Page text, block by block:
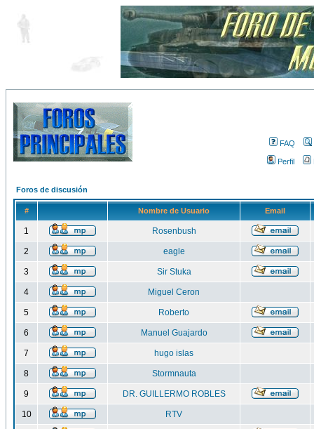
FAQ
Perfil
Foros de discusión
# Nombre de Usuario Email
1 Rosenbush
2 eagle
3 Sir Stuka
4 Miguel Ceron
5 Roberto
6 Manuel Guajardo
7 hugo islas
8 Stormnauta
9 DR. GUILLERMO ROBLES
10 RTV